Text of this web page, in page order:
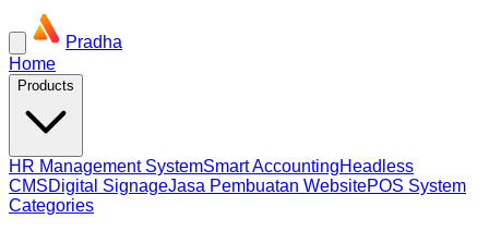
Pradha
Home
Products
HR Management SystemSmart AccountingHeadless
CMSDigital SignageJasa Pembuatan WebsitePOS System
Categories